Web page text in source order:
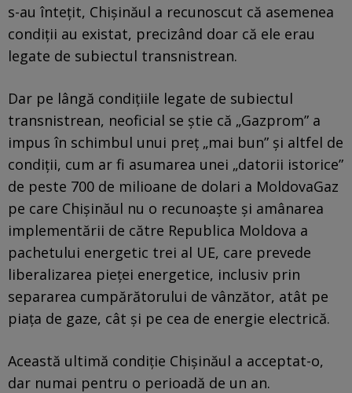
s-au întețit, Chișinăul a recunoscut că asemenea
condiții au existat, precizând doar că ele erau
legate de subiectul transnistrean.
Dar pe lângă condițiile legate de subiectul
transnistrean, neoficial se știe că „Gazprom” a
impus în schimbul unui preț „mai bun” și altfel de
condiții, cum ar fi asumarea unei „datorii istorice”
de peste 700 de milioane de dolari a MoldovaGaz
pe care Chișinăul nu o recunoaște și amânarea
implementării de către Republica Moldova a
pachetului energetic trei al UE, care prevede
liberalizarea pieței energetice, inclusiv prin
separarea cumpărătorului de vânzător, atât pe
piața de gaze, cât și pe cea de energie electrică.
Această ultimă condiție Chișinăul a acceptat-o,
dar numai pentru o perioadă de un an.